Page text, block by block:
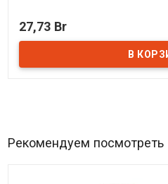
27,73 Br
Рекомендуем посмотреть